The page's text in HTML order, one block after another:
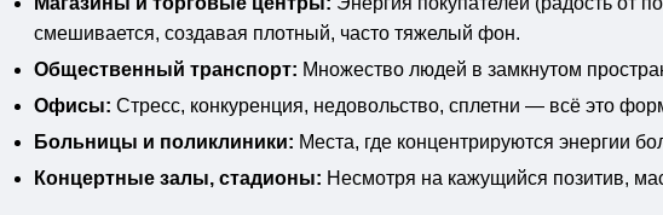
смешивается, создавая плотный, часто тяжелый фон.
Общественный транспорт: Множество людей в замкнутом
Офисы: Стресс, конкуренция, недовольство, сплетни — всё это
Больницы и поликлиники: Места, где концентрируются энергии
Концертные залы, стадионы: Несмотря на кажущийся позитив,